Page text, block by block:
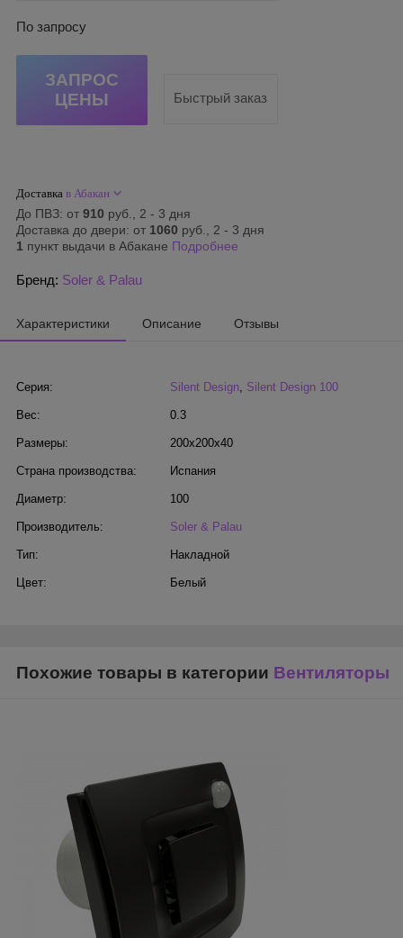
По запросу
ЗАПРОС
ЦЕНЫ
Быстрый заказ
Доставка в Абакан
До ПВЗ: от 910 руб., 2 - 3 дня
Доставка до двери: от 1060 руб., 2 - 3 дня
1 пункт выдачи в Абакане Подробнее
Бренд: Soler & Palau
Характеристики Описание Отзывы
Серия: Silent Design, Silent Design 100
Вес: 0.3
Размеры: 200x200x40
Страна производства: Испания
Диаметр: 100
Производитель: Soler & Palau
Тип: Накладной
Цвет: Белый
Похожие товары в категории Вентиляторы